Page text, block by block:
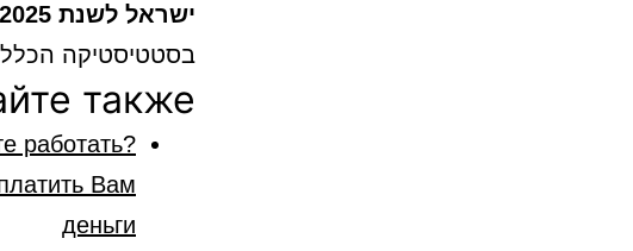
ישראל לשנת 2025
בסטטיסטיקה
также
работать?
Вам
деньги